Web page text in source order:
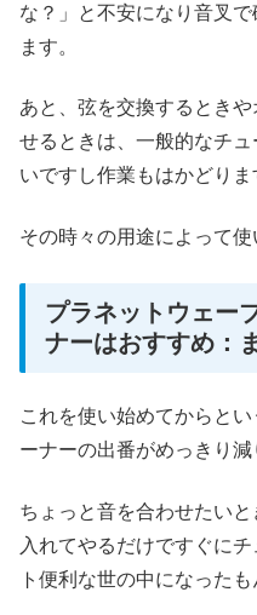
な？」と不安になり音叉
ます。
あと、弦を交換するとき
せるときは、一般的なチ
いですし作業もはかどりま
その時々の用途によって使
プラネットウェー
ナーはおすすめ：
これを使い始めてからと
ーナーの出番がめっきり減
ちょっと音を合わせたい
入れてやるだけですぐに
ト便利な世の中になったも